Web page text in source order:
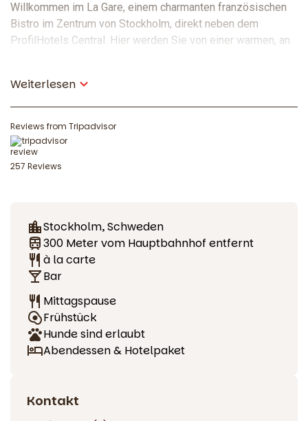
Willkommen im La Gare, einem charmanten französischen
Bistro im Zentrum von Stockholm, direkt neben dem
ProfilHotels Central. Hier werden Sie von einer warmen, an
Gesellschaft im Mittelpunkt steht. Mit seinem Konzept „Un
hommage à L’Entrecôte“ ist das Restaurant eine Hommage
an die französische Tradition, bei der das Entrecôte mit
klassischen Accessoires im Mittelpunkt steht.
Französische Gaumenfreuden im
Auf der Speisekarte finden Sie gut komponierte
französische Klassiker, ausgewählte Weine und eine
großzügige Dessertkarte, die kaum einen Wunsch offen
lässt. Das Restaurant ist klein, aber fein – ein verstecktes
Juwel für alle, die ein authentisches und intimes
Esserlebnis in der Stockholmer Innenstadt suchen. Perfekt
für Geschäftsessen, romantische Abendessen und
entspannte Abende mit Freunden.
Weiterlesen
Reviews from Tripadvisor
257 Reviews
Stockholm, Schweden
300 Meter vom Hauptbahnhof entfernt
à la carte
Bar
Mittagspause
Frühstück
Hunde sind erlaubt
Abendessen & Hotelpaket
Kontakt